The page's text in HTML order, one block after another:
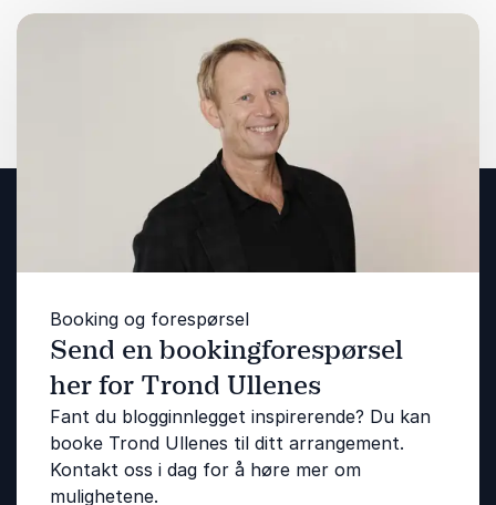
Booking og forespørsel
Send en bookingforespørsel
her for Trond Ullenes
Fant du blogginnlegget inspirerende? Du kan
booke Trond Ullenes til ditt arrangement.
Kontakt oss i dag for å høre mer om
mulighetene.